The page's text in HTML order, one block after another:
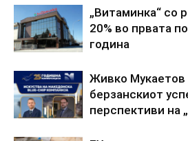
„Витаминка“ со
20% во првата
година
Живко Мукаетов
берзанскиот
перспективи на